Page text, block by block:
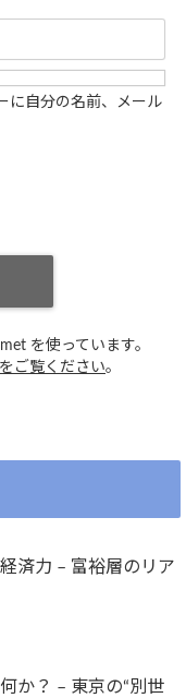
に自分の名前、メール
を使っています。
ご覧ください。
済力 – 富裕層のリア
か？ – 東京の“別世